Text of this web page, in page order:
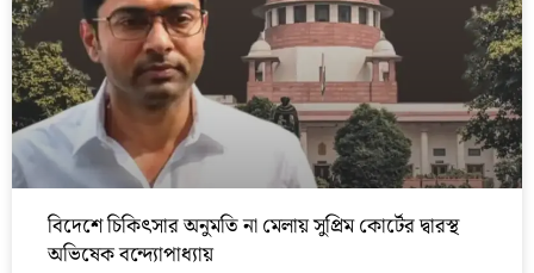
বিদেশে চিকিৎসার অনুমতি না মেলায় সুপ্রিম কোর্টের দ্বারস্থ
অভিষেক বন্দ্যোপাধ্যায়